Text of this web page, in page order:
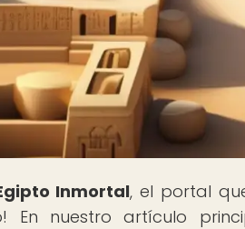
Inmortal, el portal
En nuestro artículo